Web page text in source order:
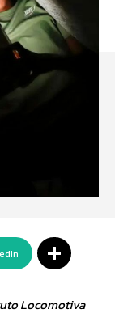
Locomotiva